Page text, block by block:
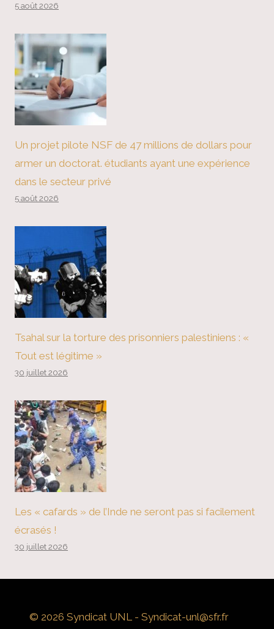
5 août 2026
Un projet pilote NSF de 47 millions de dollars pour
armer un doctorat. étudiants ayant une expérience
dans le secteur privé
5 août 2026
Tsahal sur la torture des prisonniers palestiniens : «
Tout est légitime »
30 juillet 2026
Les « cafards » de l’Inde ne seront pas si facilement
écrasés !
30 juillet 2026
© 2026 Syndicat UNL - Syndicat-unl@sfr.fr